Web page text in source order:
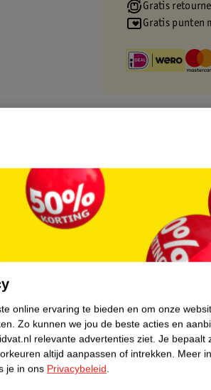
Gratis
Gratis punten
online ervaring te bieden en om onze
Zo kunnen we jou de beste acties en
relevante advertenties ziet. Je bepaalt
altijd aanpassen of intrekken. Meer
je in ons Privacybeleid.